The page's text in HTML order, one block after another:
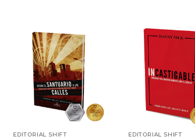
EDITORIAL SHIFT EDITORIAL SHIFT